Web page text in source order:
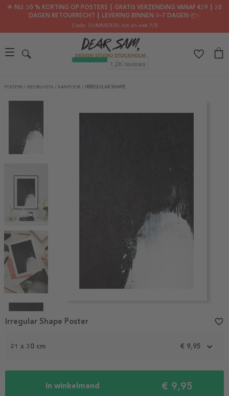
🌟 NU: 30 % KORTING OP POSTERS ┃ GRATIS VERZENDING VANAF €39 ┃ 30
DAGEN RETOURRECHT ┃ LEVERING BINNEN 2–7 DAGEN 📦✨
Code: SUMMER30, tot en met 7/8
POSTERS / BEDRIJVEN / KANTOOR / IRREGULAR SHAPE
1
21 x 30 cm € 9,95
In winkelmand € 9,95
Irregular Shape Poster favorite_border